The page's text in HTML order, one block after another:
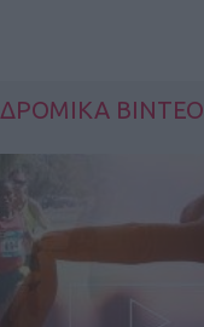
ΔΡΟΜΙΚΑ ΒΙΝΤΕΟ